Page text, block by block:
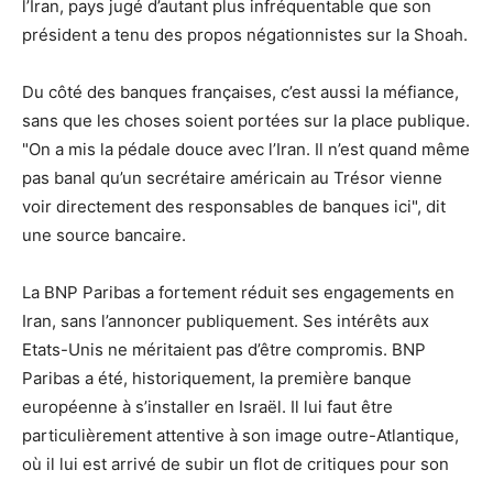
l’Iran, pays jugé d’autant plus infréquentable que son
président a tenu des propos négationnistes sur la Shoah.
Du côté des banques françaises, c’est aussi la méfiance,
sans que les choses soient portées sur la place publique.
"On a mis la pédale douce avec l’Iran. Il n’est quand même
pas banal qu’un secrétaire américain au Trésor vienne
voir directement des responsables de banques ici", dit
une source bancaire.
La BNP Paribas a fortement réduit ses engagements en
Iran, sans l’annoncer publiquement. Ses intérêts aux
Etats-Unis ne méritaient pas d’être compromis. BNP
Paribas a été, historiquement, la première banque
européenne à s’installer en Israël. Il lui faut être
particulièrement attentive à son image outre-Atlantique,
où il lui est arrivé de subir un flot de critiques pour son